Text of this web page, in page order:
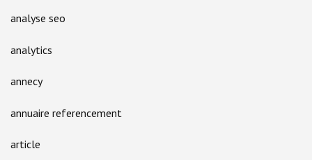
analyse seo
analytics
annecy
annuaire referencement
article